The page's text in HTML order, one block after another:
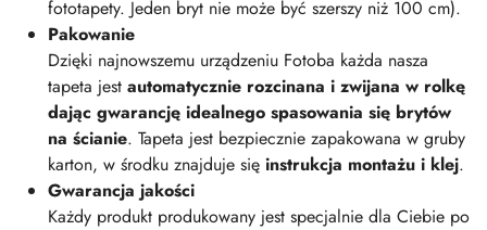
fototapety. Jeden bryt nie może być szerszy niż 100 cm).
Pakowanie
Dzięki najnowszemu urządzeniu Fotoba każda nasza
tapeta jest automatycznie rozcinana i zwijana w rolkę
dając gwarancję idealnego spasowania się brytów
na ścianie. Tapeta jest bezpiecznie zapakowana w gruby
karton, w środku znajduje się instrukcja montażu i klej.
Gwarancja jakości
Każdy produkt produkowany jest specjalnie dla Ciebie po